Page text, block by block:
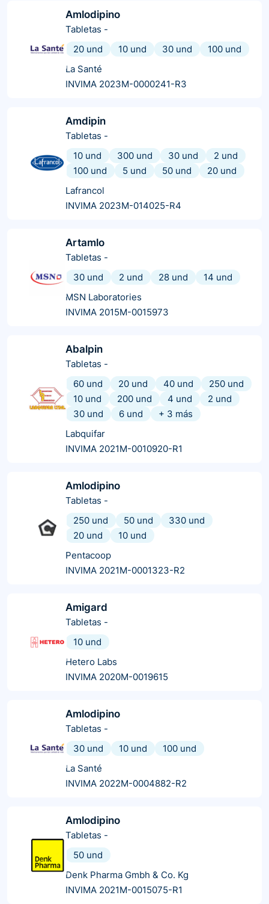
Amlodipino
Tabletas -
20 und
10 und 30 und
100 und
La Santé
INVIMA 2023M-0000241-R3
Amdipin
Tabletas -
10 und
300 und 30 und
2 und
100 und
5 und 50 und
20 und
Lafrancol
INVIMA 2023M-014025-R4
Artamlo
Tabletas -
30 und
2 und 28 und
14 und
MSN Laboratories
INVIMA 2015M-0015973
Abalpin
Tabletas -
60 und
20 und 40 und
250 und
10 und
200 und 4 und
2 und
30 und
6 und + 3 más
Labquifar
INVIMA 2021M-0010920-R1
Amlodipino
Tabletas -
250 und
50 und
330 und
20 und
10 und
Pentacoop
INVIMA 2021M-0001323-R2
Amigard
Tabletas -
10 und
Hetero Labs
INVIMA 2020M-0019615
Amlodipino
Tabletas -
30 und
10 und
100 und
La Santé
INVIMA 2022M-0004882-R2
Amlodipino
Tabletas -
50 und
Denk Pharma Gmbh & Co. Kg
INVIMA 2021M-0015075-R1